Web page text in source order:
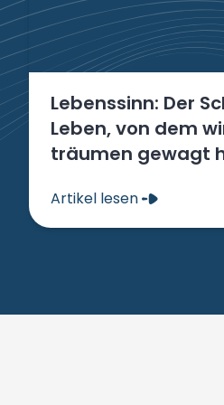
Lebenssinn: Der
Leben, von dem
träumen gewagt
Artikel lesen